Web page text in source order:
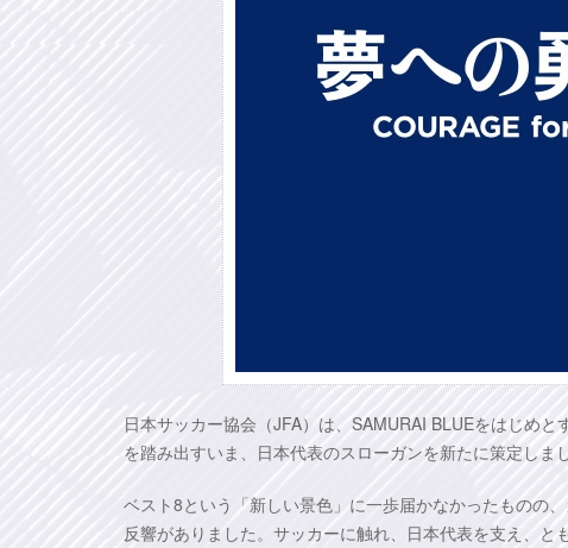
日本サッカー協会（JFA）は、SAMURAI BLUEをはじめ
を踏み出すいま、日本代表のスローガンを新たに策定しまし
ベスト8という「新しい景色」に一歩届かなかったものの
反響がありました。サッカーに触れ、日本代表を支え、